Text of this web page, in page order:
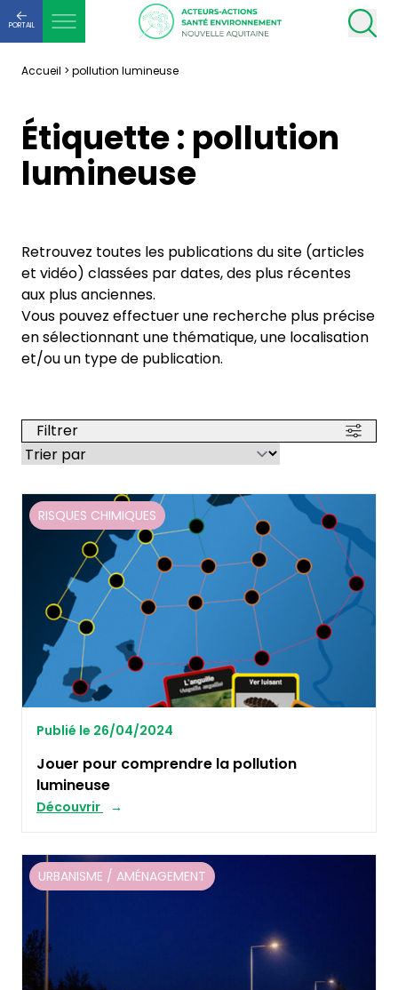
PORTAIL
Accueil > pollution lumineuse
Étiquette : pollution
lumineuse
Retrouvez toutes les publications du site (articles
et vidéo) classées par dates, des plus récentes
aux plus anciennes.
Vous pouvez effectuer une recherche plus précise
en sélectionnant une thématique, une localisation
et/ou un type de publication.
Filtrer
RISQUES CHIMIQUES
Publié le 26/04/2024
Jouer pour comprendre la pollution
lumineuse
Découvrir
URBANISME / AMÉNAGEMENT